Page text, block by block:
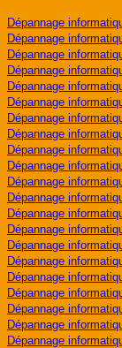
Dépannage
Dépannage
Dépannage
Dépannage
Dépannage
Dépannage
Dépannage
Dépannage
Dépannage
Dépannage
Dépannage
Dépannage
Dépannage
Dépannage
Dépannage
Dépannage
Dépannage
Dépannage
Dépannage
Dépannage
Dépannage